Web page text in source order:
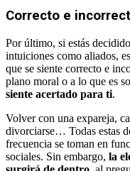
Correcto e
Por último, si estás
intuiciones como aliados,
que se siente correcto e
plano moral o a lo que es
siente acertado para ti.
Volver con una expareja,
divorciarse… Todas estas
frecuencia se toman en
sociales. Sin embargo, la